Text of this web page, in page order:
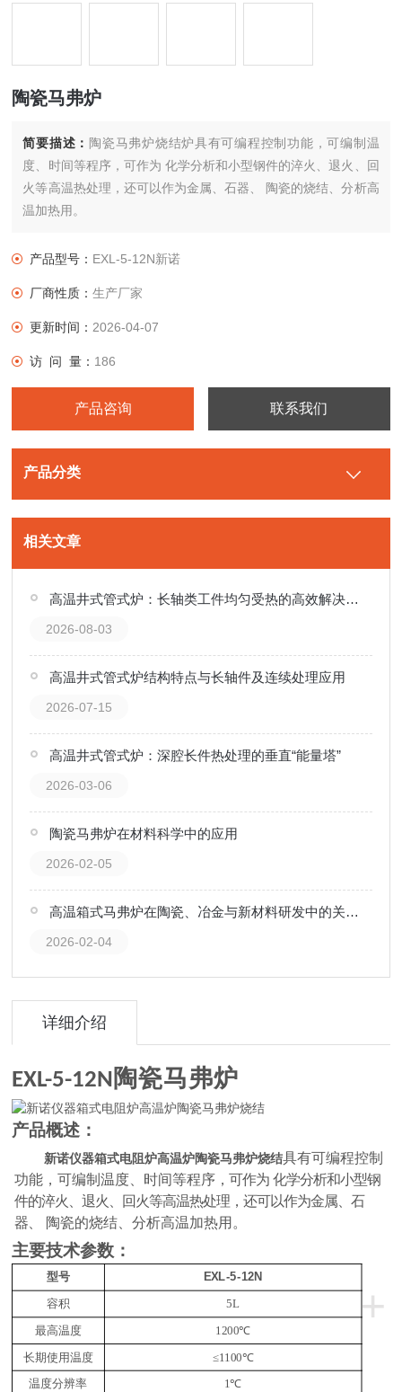
陶瓷马弗炉
简要描述： 陶瓷马弗炉烧结炉具有可编程控制功能，可编制温
度、时间等程序，可作为 化学分析和小型钢件的淬火、退火、回
火等高温热处理，还可以作为金属、石器、 陶瓷的烧结、分析高
温加热用。
产品型号： EXL-5-12N新诺
厂商性质：生产厂家
更新时间： 2026-04-07
访 问 量： 186
产品咨询 联系我们
产品分类
相关文章
高温井式管式炉：长轴类工件均匀受热的高效解决方案
2026-08-03
高温井式管式炉结构特点与长轴件及连续处理应用
2026-07-15
高温井式管式炉：深腔长件热处理的垂直“能量塔”
2026-03-06
陶瓷马弗炉在材料科学中的应用
2026-02-05
高温箱式马弗炉在陶瓷、冶金与新材料研发中的关键应用
2026-02-04
详细介绍
EXL-5-12N陶瓷马弗炉
产品概述：
新诺仪器箱式电阻炉高温炉陶瓷马弗炉烧结具有可编程控制
功能，可编制温度、时间等程序 ，可作为 化学分析和小型钢
件的淬火、退火、回火等高温热处理，还可以作为金属、石
器、
陶瓷的烧结、分析高温加热用。
主要技术参数：
+
型号 EXL-5-12N
容积 5L
最高温度 1200℃
长期使用温度 ≤1100℃
温度分辨率 1℃